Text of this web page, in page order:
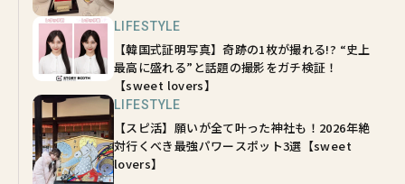
LIFESTYLE
【韓国式証明写真】奇跡の1枚が撮れる!? “史上
最高に盛れる”と話題の撮影をガチ検証！
【sweet lovers】
LIFESTYLE
【スピ活】願いが全て叶った神社も！2026年絶
対行くべき最強パワースポット3選【sweet
lovers】